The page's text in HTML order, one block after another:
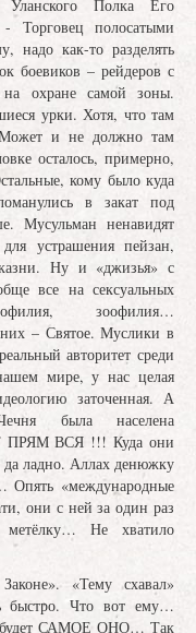
Уланского Полка Его
Торговец полосатыми
надо как-то разделять
боевиков – рейдеров с
охране самой зоны.
урки. Хотя, что там
и не должно там
осталось, примерно,
кому было куда
в закат под
Мусульман ненавидят
устрашения пейзан,
казни. Ну и «джизья» с
все на сексуальных
зоофилия…
– Святое. Муслики в
авторитет среди
мире, у нас целая
заточенная. А
была населена
ПРЯМ ВСЯ !!! Куда они
да ладно. Аллах денюжку
Опять «международные
они с ней за один раз
метёлку… Не хватило
«Тему схавал»
быстро. Что вот ему…
будет САМОЕ ОНО… Так